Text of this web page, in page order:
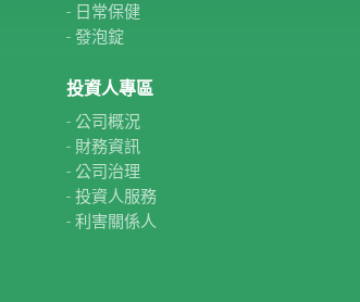
日常保健
發泡錠
投資人專區
公司概況
財務資訊
公司治理
投資人服務
利害關係人